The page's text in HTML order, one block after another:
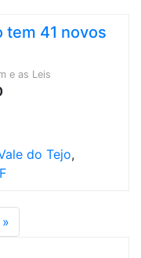
tem 41 novos
e as Leis
do Tejo,
»